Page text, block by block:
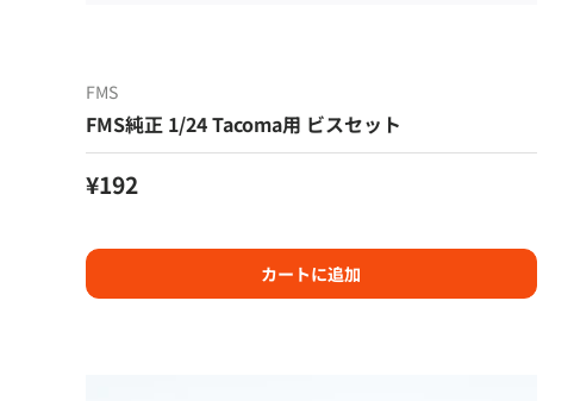
FMS
FMS純正 1/24 Tacoma用 ビスセット
定価
¥192
カートに追加